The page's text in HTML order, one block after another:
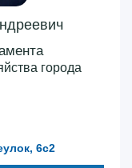
города
6с2